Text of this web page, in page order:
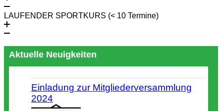
LAUFENDER SPORTKURS (< 10 Termine)
Aktuelle Neuigkeiten
Einladung zur Mitgliederversammlung
2024